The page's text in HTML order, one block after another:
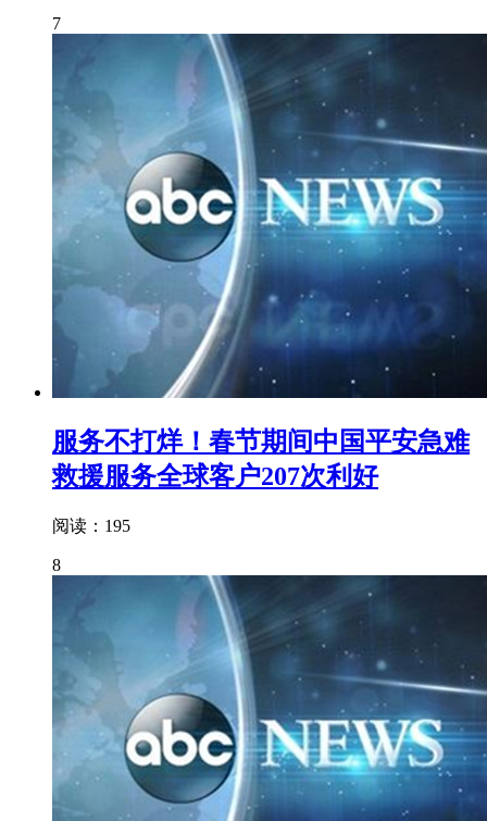
7
服务不打烊！春节期间中国平安急难
救援服务全球客户207次利好
阅读：195
8